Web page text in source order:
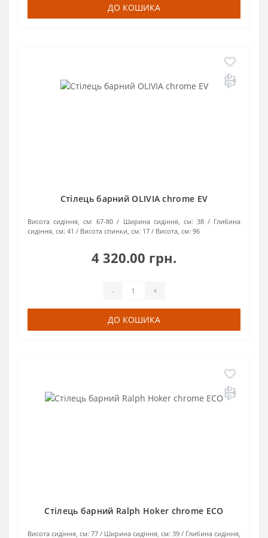
ДО КОШИКА
Стілець барний OLIVIA chrome EV
Висота сидіння, см: 67-80 Ширина сидіння, см: 38
Глибина
сидіння, см: 41 Висота спинки, см: 17 Висота, см: 96
4 320.00 грн.
- +
ДО КОШИКА
Стілець барний Ralph Hoker chrome ECO
Висота сидіння, см: 77 Ширина сидіння, см: 39
Глибина сидіння,